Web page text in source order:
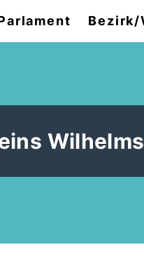
Bezirk/